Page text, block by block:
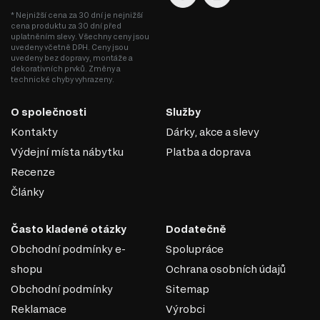
skládá z 22 produktů. Tento systém zahrnuje různé
kategorie nábytku, které si můžete prohlédnout a vybrat:
Komody
Šatní skříň
* Nejnižší cena za 30 dní je nejnižší
cena produktu za 30 dní před
uplatněním slevy. Všechny ceny jsou
uvedeny včetně DPH. Ceny jsou
uvedeny bez dopravy, montáže a
dekorativních prvků. Změny a
technické chyby vyhrazeny.
O společnosti
Kontakty
Výdejní místa nábytku
Recenze
Články
Služby
Dárky, akce a slevy
Platba a doprava
Často kladené otázky
Obchodní podmínky e-
shopu
Obchodní podmínky
Reklamace
Dodatečně
Spolupráce
Ochrana osobních údajů
Sitemap
Výrobci